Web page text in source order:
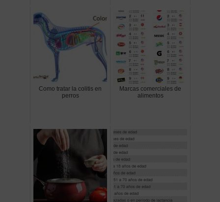
Como tratar la colitis en
perros
Marcas comerciales de
alimentos